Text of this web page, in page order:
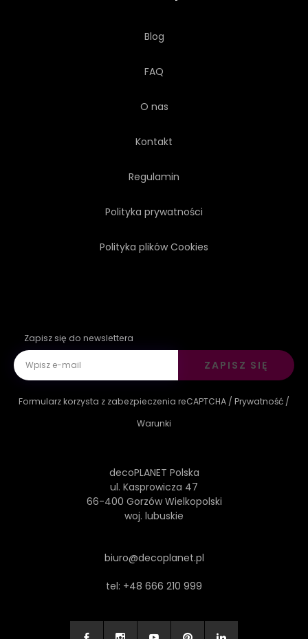
Blog
FAQ
O nas
Kontakt
Regulamin
Polityka prywatności
Polityka plików Cookies
Zapisz się do newslettera
ZAPISZ SIĘ
Formularz korzysta z zabezpieczenia reCAPTCHA / Prywatność /
Warunki
decoPLANET Polska
ul. Kasprowicza 47
66-400 Gorzów Wielkopolski
woj. lubuskie
biuro@decoplanet.pl
tel: +48 666 210 999